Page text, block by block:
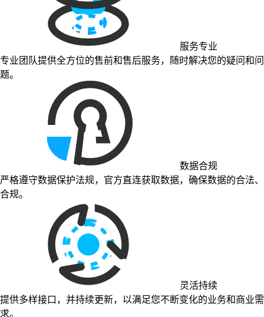
服务专业
专业团队提供全方位的售前和售后服务，随时解决您的疑问和问
题。
数据合规
严格遵守数据保护法规，官方直连获取数据，确保数据的合法、
合规。
灵活持续
提供多样接口，并持续更新，以满足您不断变化的业务和商业需
求。